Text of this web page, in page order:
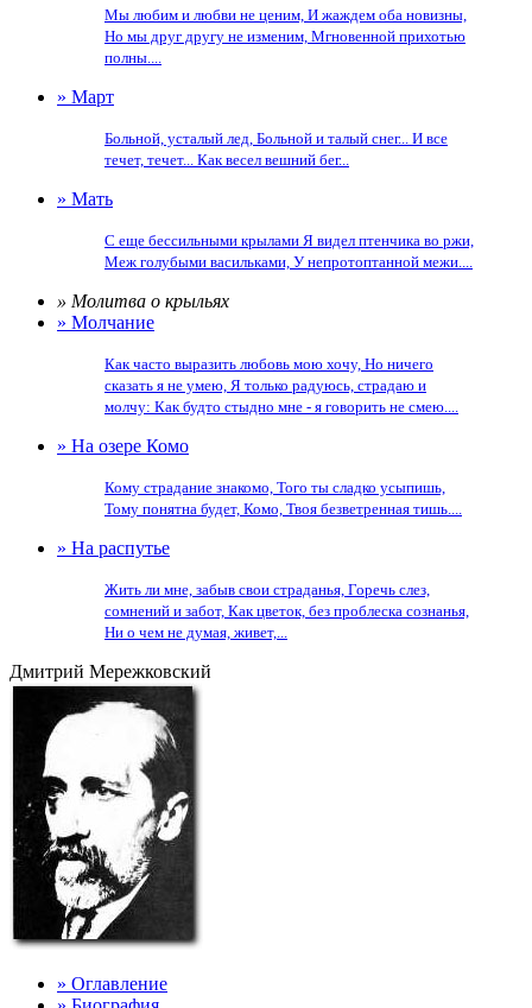
Мы любим и любви не ценим, И жаждем оба новизны,
Но мы друг другу не изменим, Мгновенной прихотью
полны....
» Март
Больной, усталый лед, Больной и талый снег... И все
течет, течет... Как весел вешний бег...
» Мать
С еще бессильными крылами Я видел птенчика во ржи,
Меж голубыми васильками, У непротоптанной межи....
» Молитва о крыльях
» Молчание
Как часто выразить любовь мою хочу, Но ничего
сказать я не умею, Я только радуюсь, страдаю и
молчу: Как будто стыдно мне - я говорить не смею....
» На озере Комо
Кому страдание знакомо, Того ты сладко усыпишь,
Тому понятна будет, Комо, Твоя безветренная тишь....
» На распутье
Жить ли мне, забыв свои страданья, Горечь слез,
сомнений и забот, Как цветок, без проблеска сознанья,
Ни о чем не думая, живет,...
Дмитрий Мережковский
» Оглавление